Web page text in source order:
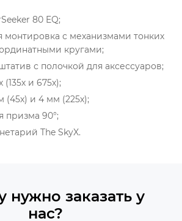
80 EQ;
монтировка с механизмами тонких
кругами;
с полочкой для аксессуаров;
и 675х);
(45х) и 4 мм (225х);
призма 90°;
The SkyX.
нужно заказать у
нас?